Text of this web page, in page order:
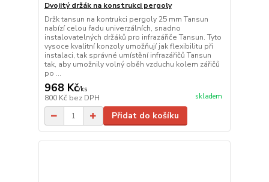
Dvojitý držák na konstrukci pergoly
Držk tansun na kontrukci pergoly 25 mm Tansun
nabízí celou řadu univerzálních, snadno
instalovatelných držáků pro infrazářiče Tansun. Tyto
vysoce kvalitní konzoly umožňují jak flexibilitu při
instalaci, tak správné umístění infrazářičů Tansun
tak, aby umožnily volný oběh vzduchu kolem zářičů
po ...
968 Kč/ks
800 Kč bez DPH skladem
Přidat do košíku